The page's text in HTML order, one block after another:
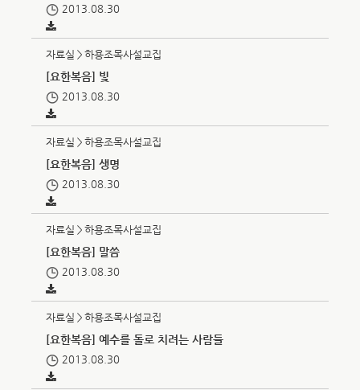
2013.08.30
자료실＞하용조목사설교집
[요한복음] 빛
2013.08.30
자료실＞하용조목사설교집
[요한복음] 생명
2013.08.30
자료실＞하용조목사설교집
[요한복음] 말씀
2013.08.30
자료실＞하용조목사설교집
[요한복음] 예수를 돌로 치려는 사람들
2013.08.30